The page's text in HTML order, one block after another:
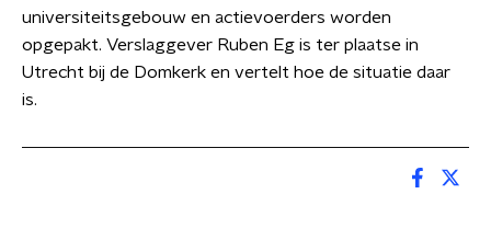
universiteitsgebouw en actievoerders worden
opgepakt. Verslaggever Ruben Eg is ter plaatse in
Utrecht bij de Domkerk en vertelt hoe de situatie daar
is.